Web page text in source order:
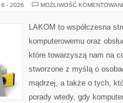
6 - 2026 MOŻLIWOŚĆ
LAKOM to współczesna
komputerowemu oraz
które towarzyszą nam na
stworzone z myślą o
mądrzej, a także o tych,
porady wtedy, gdy